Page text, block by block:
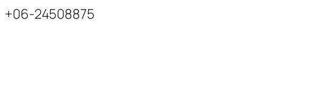
+06-24508875